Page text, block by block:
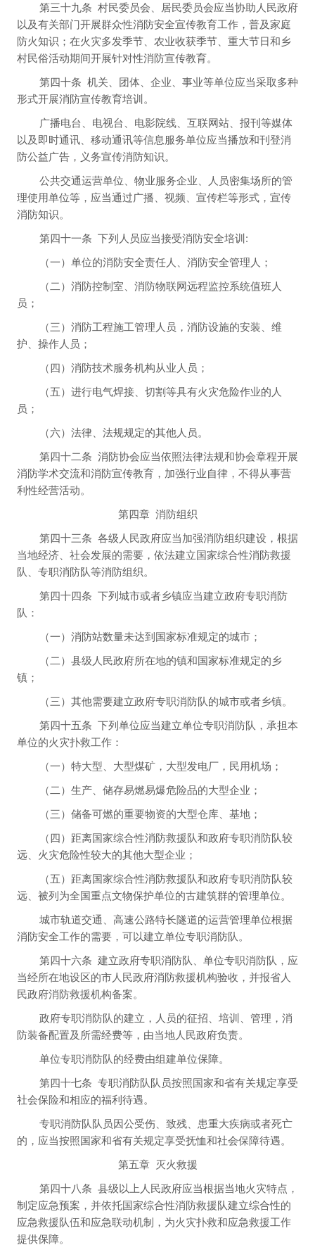
第三十九条 村民委员会、居民委员会应当协助人民政府
以及有关部门开展群众性消防安全宣传教育工作，普及家庭
防火知识；在火灾多发季节、农业收获季节、重大节日和乡
村民俗活动期间开展针对性消防宣传教育。
第四十条 机关、团体、企业、事业等单位应当采取多种
形式开展消防宣传教育培训。
广播电台、电视台、电影院线、互联网站、报刊等媒体
以及即时通讯、移动通讯等信息服务单位应当播放和刊登消
防公益广告，义务宣传消防知识。
公共交通运营单位、物业服务企业、人员密集场所的管
理使用单位等，应当通过广播、视频、宣传栏等形式，宣传
消防知识。
第四十一条 下列人员应当接受消防安全培训:
（一）单位的消防安全责任人、消防安全管理人；
（二）消防控制室、消防物联网远程监控系统值班人
员；
（三）消防工程施工管理人员，消防设施的安装、维
护、操作人员；
（四）消防技术服务机构从业人员；
（五）进行电气焊接、切割等具有火灾危险作业的人
员；
（六）法律、法规规定的其他人员。
第四十二条 消防协会应当依照法律法规和协会章程开展
消防学术交流和消防宣传教育，加强行业自律，不得从事营
利性经营活动。
第四章 消防组织
第四十三条 各级人民政府应当加强消防组织建设，根据
当地经济、社会发展的需要，依法建立国家综合性消防救援
队、专职消防队等消防组织。
第四十四条 下列城市或者乡镇应当建立政府专职消防
队：
（一）消防站数量未达到国家标准规定的城市；
（二）县级人民政府所在地的镇和国家标准规定的乡
镇；
（三）其他需要建立政府专职消防队的城市或者乡镇。
第四十五条 下列单位应当建立单位专职消防队，承担本
单位的火灾扑救工作：
（一）特大型、大型煤矿，大型发电厂，民用机场；
（二）生产、储存易燃易爆危险品的大型企业；
（三）储备可燃的重要物资的大型仓库、基地；
（四）距离国家综合性消防救援队和政府专职消防队较
远、火灾危险性较大的其他大型企业；
（五）距离国家综合性消防救援队和政府专职消防队较
远、被列为全国重点文物保护单位的古建筑群的管理单位。
城市轨道交通、高速公路特长隧道的运营管理单位根据
消防安全工作的需要，可以建立单位专职消防队。
第四十六条 建立政府专职消防队、单位专职消防队，应
当经所在地设区的市人民政府消防救援机构验收，并报省人
民政府消防救援机构备案。
政府专职消防队的建立，人员的征招、培训、管理，消
防装备配置及所需经费等，由当地人民政府负责。
单位专职消防队的经费由组建单位保障。
第四十七条 专职消防队队员按照国家和省有关规定享受
社会保险和相应的福利待遇。
专职消防队队员因公受伤、致残、患重大疾病或者死亡
的，应当按照国家和省有关规定享受抚恤和社会保障待遇。
第五章 灭火救援
第四十八条 县级以上人民政府应当根据当地火灾特点，
制定应急预案，并依托国家综合性消防救援队建立综合性的
应急救援队伍和应急联动机制，为火灾扑救和应急救援工作
提供保障。